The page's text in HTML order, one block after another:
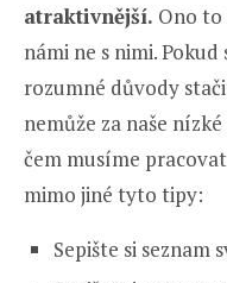
atraktivnější. Ono
námi ne s nimi.
rozumné důvody
nemůže za naše
čem musíme
mimo jiné tyto tipy:
Sepište si seznam